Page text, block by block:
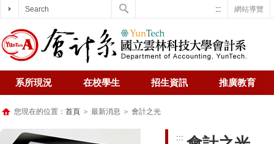
網站導覽
:::
系所現況 在校學生 招生資訊 推廣教育
您現在的位置： 首頁 ＞ 最新消息 ＞ 會計之光
:::
Search